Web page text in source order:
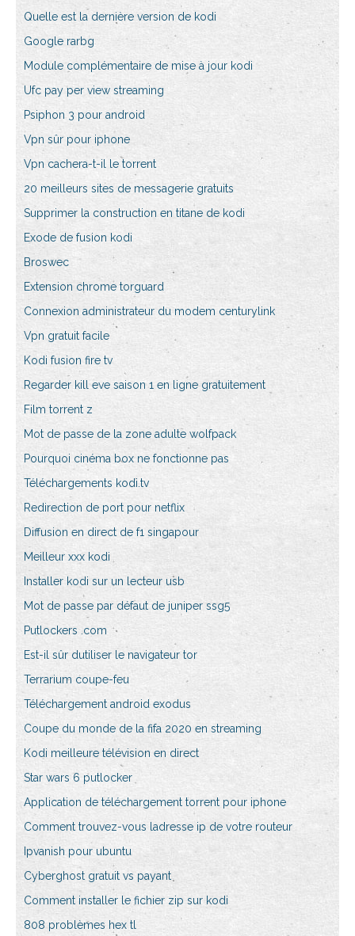
Quelle est la dernière version de kodi
Google rarbg
Module complémentaire de mise à jour kodi
Ufc pay per view streaming
Psiphon 3 pour android
Vpn sûr pour iphone
Vpn cachera-t-il le torrent
20 meilleurs sites de messagerie gratuits
Supprimer la construction en titane de kodi
Exode de fusion kodi
Broswec
Extension chrome torguard
Connexion administrateur du modem centurylink
Vpn gratuit facile
Kodi fusion fire tv
Regarder kill eve saison 1 en ligne gratuitement
Film torrent z
Mot de passe de la zone adulte wolfpack
Pourquoi cinéma box ne fonctionne pas
Téléchargements kodi.tv
Redirection de port pour netflix
Diffusion en direct de f1 singapour
Meilleur xxx kodi
Installer kodi sur un lecteur usb
Mot de passe par défaut de juniper ssg5
Putlockers .com
Est-il sûr dutiliser le navigateur tor
Terrarium coupe-feu
Téléchargement android exodus
Coupe du monde de la fifa 2020 en streaming
Kodi meilleure télévision en direct
Star wars 6 putlocker
Application de téléchargement torrent pour iphone
Comment trouvez-vous ladresse ip de votre routeur
Ipvanish pour ubuntu
Cyberghost gratuit vs payant
Comment installer le fichier zip sur kodi
808 problèmes hex tl